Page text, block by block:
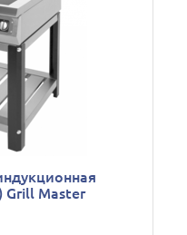
Grill Master